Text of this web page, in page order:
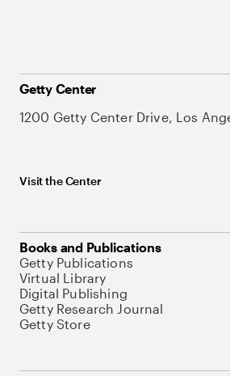
Getty Center
1200 Getty Center Drive, Los
Visit the Center
Books and Publications
Getty Publications
Virtual Library
Digital Publishing
Getty Research Journal
Getty Store